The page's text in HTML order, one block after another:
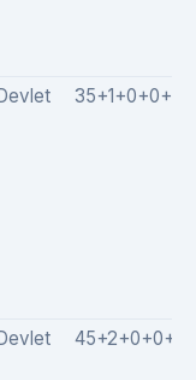
35+1+0+0+0
45+2+0+0+0